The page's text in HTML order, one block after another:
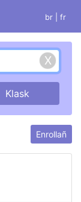
br | fr
Enrollañ